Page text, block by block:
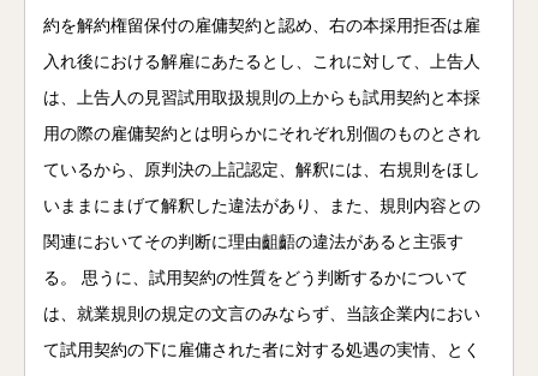
約を解約権留保付の雇傭契約と認め、右の本採用拒否は雇
入れ後における解雇にあたるとし、これに対して、上告人
は、上告人の見習試用取扱規則の上からも試用契約と本採
用の際の雇傭契約とは明らかにそれぞれ別個のものとされ
ているから、原判決の上記認定、解釈には、右規則をほし
いままにまげて解釈した違法があり、また、規則内容との
関連においてその判断に理由齟齬の違法があると主張す
る。 思うに、試用契約の性質をどう判断するかについて
は、就業規則の規定の文言のみならず、当該企業内におい
て試用契約の下に雇傭された者に対する処遇の実情、とく